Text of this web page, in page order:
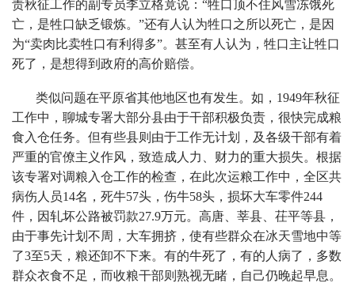
责秋征工作的副专员李立格竟说：“牲口顶不住风雪冻饿死
亡，是牲口缺乏锻炼。”还有人认为牲口之所以死亡，是因
为“卖肉比卖牲口有利得多”。甚至有人认为，牲口主让牲口
死了，是想得到政府的高价赔偿。
类似问题在平原省其他地区也有发生。如，1949年秋征
工作中，聊城专署大部分县由于干部积极负责，很快完成粮
食入仓任务。但有些县则由于工作无计划，及各级干部有着
严重的官僚主义作风，致造成人力、财力的重大损失。根据
该专署对调粮入仓工作的检查，在此次运粮工作中，全区共
病伤人员14名，死牛57头，伤牛58头，损坏大车零件244
件，因轧坏公路被罚款27.9万元。高唐、莘县、茌平等县，
由于事先计划不周，大车拥挤，使有些群众在冰天雪地中等
了3至5天，粮还卸不下来。有的牛死了，有的人病了，多数
群众衣食不足，而收粮干部则熟视无睹，自己仍晚起早息。